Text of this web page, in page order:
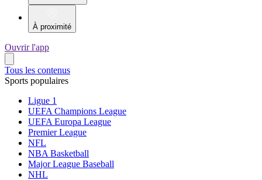
À proximité
Ouvrir l'app
Tous les contenus
Sports populaires
Ligue 1
UEFA Champions League
UEFA Europa League
Premier League
NFL
NBA Basketball
Major League Baseball
NHL